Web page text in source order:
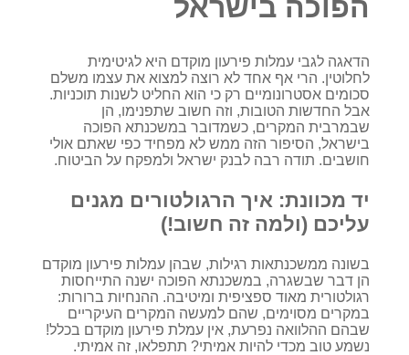
הפוכה בישראל
הדאגה לגבי עמלות פירעון מוקדם היא לגיטימית
לחלוטין. הרי אף אחד לא רוצה למצוא את עצמו משלם
סכומים אסטרונומיים רק כי הוא החליט לשנות תוכניות.
אבל החדשות הטובות, וזה חשוב שתפנימו, הן
שבמרבית המקרים, כשמדובר במשכנתא הפוכה
בישראל, הסיפור הזה ממש לא מפחיד כפי שאתם אולי
חושבים. תודה רבה לבנק ישראל ולמפקח על הביטוח.
יד מכוונת: איך הרגולטורים מגנים
עליכם (ולמה זה חשוב!)
בשונה ממשכנתאות רגילות, שבהן עמלות פירעון מוקדם
הן דבר שבשגרה, במשכנתא הפוכה ישנה התייחסות
רגולטורית מאוד ספציפית ומיטיבה. ההנחיות ברורות:
במקרים מסוימים, שהם למעשה המקרים העיקריים
שבהם ההלוואה נפרעת, אין עמלת פירעון מוקדם בכלל!
נשמע טוב מכדי להיות אמיתי? תתפלאו, זה אמיתי.